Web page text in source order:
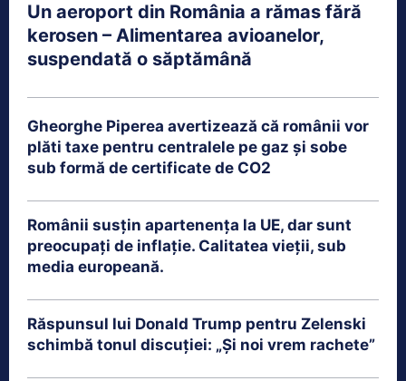
Un aeroport din România a rămas fără
kerosen – Alimentarea avioanelor,
suspendată o săptămână
Gheorghe Piperea avertizează că românii vor
plăti taxe pentru centralele pe gaz și sobe
sub formă de certificate de CO2
Românii susțin apartenența la UE, dar sunt
preocupați de inflație. Calitatea vieții, sub
media europeană.
Răspunsul lui Donald Trump pentru Zelenski
schimbă tonul discuției: „Și noi vrem rachete”